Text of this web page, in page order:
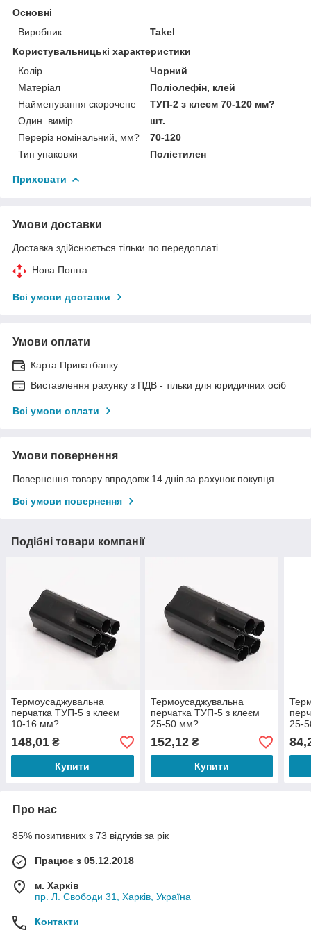
Основні
Виробник
Takel
Користувальницькі характеристики
Колір
Чорний
Матеріал
Поліолефін, клей
Найменування скорочене
ТУП-2 з клеєм 70-120 мм?
Один. вимір.
шт.
Переріз номінальний, мм?
70-120
Тип упаковки
Поліетилен
Приховати
Умови доставки
Доставка здійснюється тільки по передоплаті.
Нова Пошта
Всі умови доставки
Умови оплати
Карта Приватбанку
Виставлення рахунку з ПДВ - тільки для юридичних осіб
Всі умови оплати
Умови повернення
Повернення товару впродовж 14 днів за рахунок покупця
Всі умови повернення
Подібні товари компанії
Термоусаджувальна
перчатка ТУП-5 з клеєм
10-16 мм?
148,01 ₴
Купити
Термоусаджувальна
перчатка ТУП-5 з клеєм
25-50 мм?
152,12₴
Купити
25-
Про нас
85% позитивних з 73 відгуків за рік
Працює з 05.12.2018
м. Харків
пр. Л. Свободи 31, Харків, Україна
Контакти